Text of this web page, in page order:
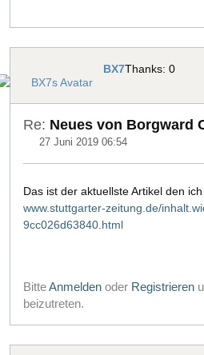
BX7Thanks: 0
Re: Neues von Borgward
27 Juni 2019 06:54
Das ist der aktuellste Artikel den
www.stuttgarter-zeitung.de/
9cc026d63840.html
BitteAnmelden oder Registrieren
beizutreten.